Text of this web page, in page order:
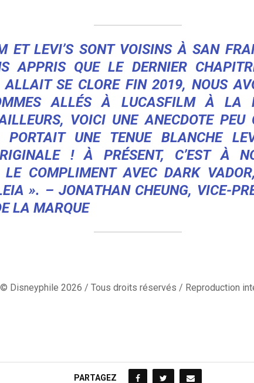
ET LEVI’S SONT VOISINS À SAN
APPRIS QUE LE DERNIER
ALLAIT SE CLORE FIN 2019, NOUS
ALLÉS À LUCASFILM À LA
VOICI UNE ANECDOTE
PORTAIT UNE TENUE BLANCHE
! À PRÉSENT, C’EST À
LE COMPLIMENT AVEC DARK
». – JONATHAN CHEUNG, VICE-
LA MARQUE
© Disneyphile 2026 / Tous droits réservés / Reproduction
PARTAGEZ